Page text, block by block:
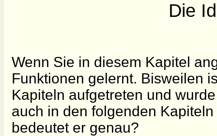
Die
Wenn Sie in diesem Kapitel
Funktionen gelernt. Bisweilen
Kapiteln aufgetreten und
auch in den folgenden
bedeutet er genau?